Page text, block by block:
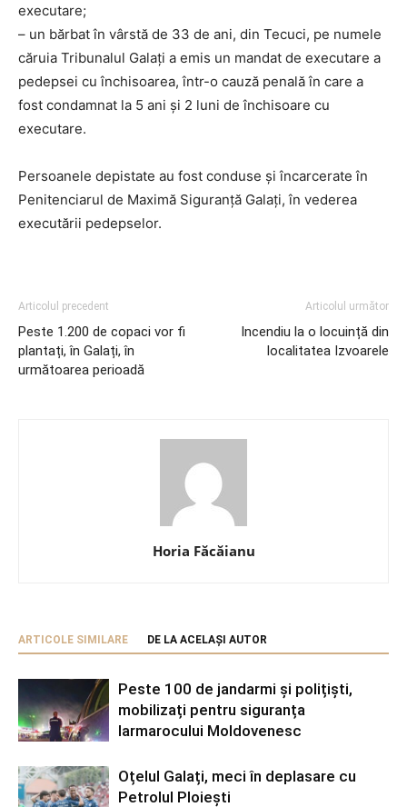
executare;
– un bărbat în vârstă de 33 de ani, din Tecuci, pe numele
căruia Tribunalul Galați a emis un mandat de executare a
pedepsei cu închisoarea, într-o cauză penală în care a
fost condamnat la 5 ani și 2 luni de închisoare cu
executare.
Persoanele depistate au fost conduse și încarcerate în
Penitenciarul de Maximă Siguranță Galați, în vederea
executării pedepselor.
Articolul precedent
Peste 1.200 de copaci vor fi
plantați, în Galați, în
următoarea perioadă
Articolul următor
Incendiu la o locuință din
localitatea Izvoarele
Horia Făcăianu
ARTICOLE SIMILARE DE LA ACELAȘI AUTOR
Peste 100 de jandarmi și polițiști,
mobilizați pentru siguranța
Iarmarocului Moldovenesc
Oțelul Galați, meci în deplasare cu
Petrolul Ploiești